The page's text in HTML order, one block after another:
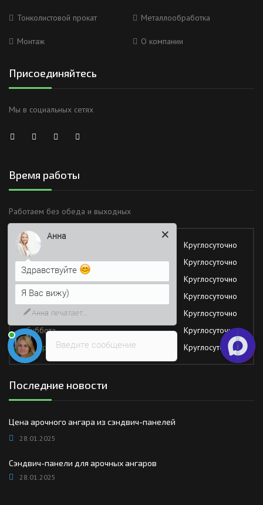
Тонколистовой прокат Металлообработка
Монтаж О компании
Присоединяйтесь
Мы в социальных сетях
Время работы
Работаем без обеда и выходных
Понедельник
Круглосуточно
Вторник
Круглосуточно
Среда
Круглосуточно
Четверг
Круглосуточно
Пятница
Круглосуточно
Суббота
Круглосуточно
Воскресение
Круглосуточно
Последние новости
Цена арочного ангара из сэндвич-панелей
28.01.2025
Сэндвич-панели для арочных ангаров
28.01.2025
Введите сообщение
Здравствуйте
Я Вас вижу)
Напишите сюда свой вопрос.
Возможно, его решение будет
быстрее